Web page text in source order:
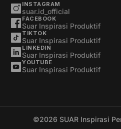
INSTAGRAM
suar.id_official
FACEBOOK
Suar Inspirasi Produktif
TIKTOK
Suar Inspirasi Produktif
LINKEDIN
Suar Inspirasi Produktif
YOUTUBE
Suar Inspirasi Produktif
©2026 SUAR Inspirasi